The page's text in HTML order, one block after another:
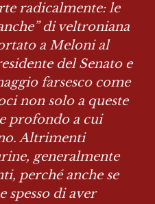
radicalmente: le
di veltroniana
a Meloni al
del Senato e
farsesco come
non solo a queste
profondo a cui
Altrimenti
generalmente
perché anche se
spesso di aver